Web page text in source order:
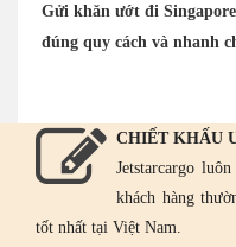
Gửi khăn ướt đi
đúng quy cách và nhanh
CHIẾT KHẤU
Jetstarcargo
khách hàng
tốt nhất tại Việt Nam.